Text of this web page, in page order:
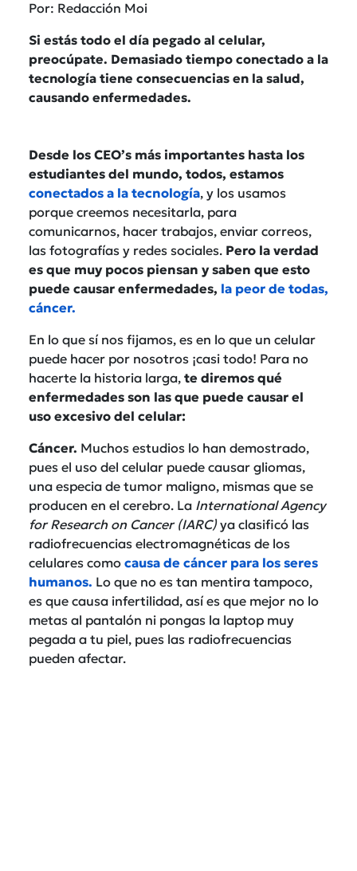
Por: Redacción Moi
Si estás todo el día pegado al celular,
preocúpate. Demasiado tiempo conectado a la
tecnología tiene consecuencias en la salud,
causando enfermedades.
Desde los CEO’s más importantes hasta los
estudiantes del mundo, todos, estamos
conectados a la tecnología, y los usamos
porque creemos necesitarla, para
comunicarnos, hacer trabajos, enviar correos,
las fotografías y redes sociales. Pero la verdad
es que muy pocos piensan y saben que esto
puede causar enfermedades, la peor de todas,
cáncer.
En lo que sí nos fijamos, es en lo que un celular
puede hacer por nosotros ¡casi todo! Para no
hacerte la historia larga, te diremos qué
enfermedades son las que puede causar el
uso excesivo del celular:
Cáncer. Muchos estudios lo han demostrado,
pues el uso del celular puede causar gliomas,
una especia de tumor maligno, mismas que se
producen en el cerebro. La International Agency
for Research on Cancer (IARC)ya clasificó las
radiofrecuencias electromagnéticas de los
celulares como causa de cáncer para los seres
humanos. Lo que no es tan mentira tampoco,
es que causa infertilidad, así es que mejor no lo
metas al pantalón ni pongas la laptop muy
pegada a tu piel, pues las radiofrecuencias
pueden afectar.